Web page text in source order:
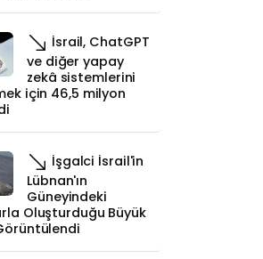
İsrail, ChatGPT
ve diğer yapay
zekâ sistemlerini
için 46,5 milyon
İşgalci İsrail'in
Lübnan'ın
Güneyindeki
Oluşturduğu Büyük